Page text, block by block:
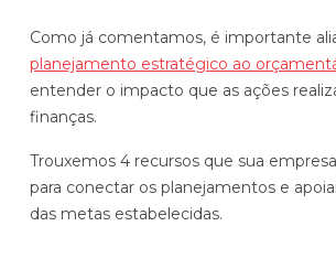
Como já comentamos, é importante
planejamento estratégico ao
entender o impacto que as ações
finanças.
Trouxemos 4 recursos que sua
para conectar os planejamentos e
das metas estabelecidas.